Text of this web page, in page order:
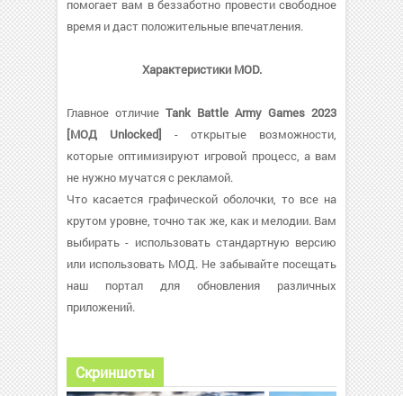
помогает вам в беззаботно провести свободное
время и даст положительные впечатления.
Характеристики MOD.
Главное отличие Tank Battle Army Games 2023
[МОД Unlocked] - открытые возможности,
которые оптимизируют игровой процесс, а вам
не нужно мучатся с рекламой.
Что касается графической оболочки, то все на
крутом уровне, точно так же, как и мелодии. Вам
выбирать - использовать стандартную версию
или использовать МОД. Не забывайте посещать
наш портал для обновления различных
приложений.
Скриншоты